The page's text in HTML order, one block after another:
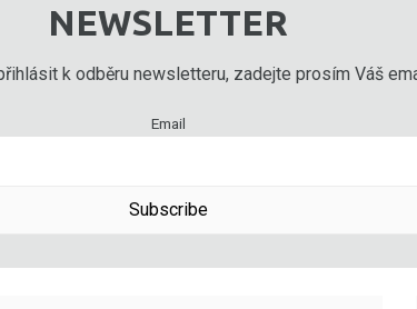
NEWSLETTER
k odběru newsletteru, zadejte prosím Váš
Email
Subscribe